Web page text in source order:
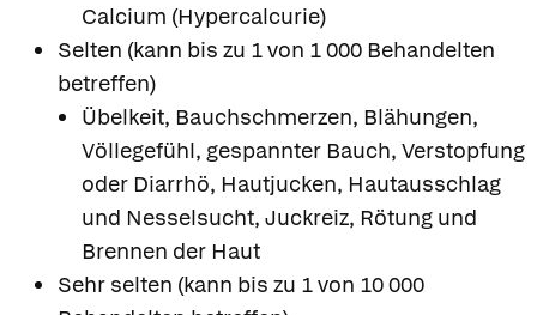
Calcium (Hypercalcurie)
Selten (kann bis zu 1 von 1 000 Behandelten
betreffen)
Übelkeit, Bauchschmerzen, Blähungen,
Völlegefühl, gespannter Bauch, Verstopfung
oder Diarrhö, Hautjucken, Hautausschlag
und Nesselsucht, Juckreiz, Rötung und
Brennen der Haut
Sehr selten (kann bis zu 1 von 10 000